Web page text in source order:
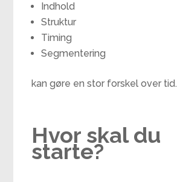
Indhold
Struktur
Timing
Segmentering
kan gøre en stor forskel over tid.
Hvor skal du
starte?